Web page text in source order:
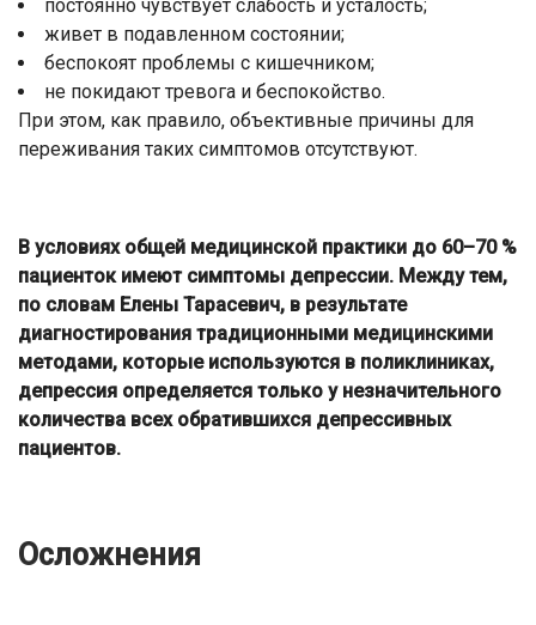
постоянно чувствует слабость и усталость;
живет в подавленном состоянии;
беспокоят проблемы с кишечником;
не покидают тревога и беспокойство.
При этом, как правило, объективные причины для
переживания таких симптомов отсутствуют.
В условиях общей медицинской практики до 60–70 %
пациенток имеют симптомы депрессии. Между тем,
по словам Елены Тарасевич, в результате
диагностирования традиционными медицинскими
методами, которые используются в поликлиниках,
депрессия определяется только у незначительного
количества всех обратившихся депрессивных
пациентов.
Осложнения